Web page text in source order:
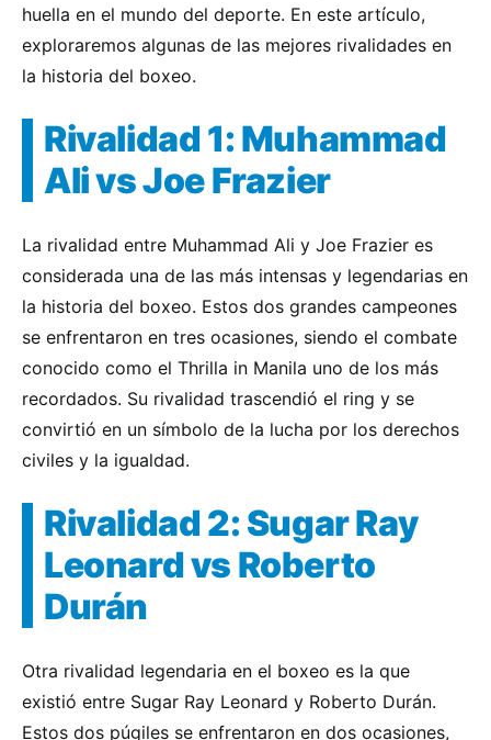
huella en el mundo del deporte. En este artículo,
exploraremos algunas de las mejores rivalidades en
la historia del boxeo.
Rivalidad 1: Muhammad
Ali vs Joe Frazier
La rivalidad entre Muhammad Ali y Joe Frazier es
considerada una de las más intensas y legendarias en
la historia del boxeo. Estos dos grandes campeones
se enfrentaron en tres ocasiones, siendo el combate
conocido como el Thrilla in Manila uno de los más
recordados. Su rivalidad trascendió el ring y se
convirtió en un símbolo de la lucha por los derechos
civiles y la igualdad.
Rivalidad 2: Sugar Ray
Leonard vs Roberto
Durán
Otra rivalidad legendaria en el boxeo es la que
existió entre Sugar Ray Leonard y Roberto Durán.
Estos dos púgiles se enfrentaron en dos ocasiones,